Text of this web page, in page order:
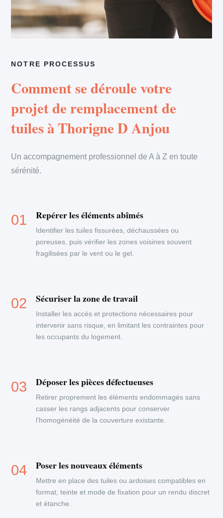
NOTRE PROCESSUS
Comment se déroule votre
projet de remplacement de
tuiles à Thorigne D Anjou
Un accompagnement professionnel de A à Z en toute
sérénité.
Repérer les éléments abîmés
Identifier les tuiles fissurées, déchaussées ou
poreuses, puis vérifier les zones voisines souvent
fragilisées par le vent ou le gel.
Sécuriser la zone de travail
Installer les accès et protections nécessaires pour
intervenir sans risque, en limitant les contraintes pour
les occupants du logement.
Déposer les pièces défectueuses
Retirer proprement les éléments endommagés sans
casser les rangs adjacents pour conserver
l'homogénéité de la couverture existante.
Poser les nouveaux éléments
Mettre en place des tuiles ou ardoises compatibles en
format, teinte et mode de fixation pour un rendu discret
et étanche.